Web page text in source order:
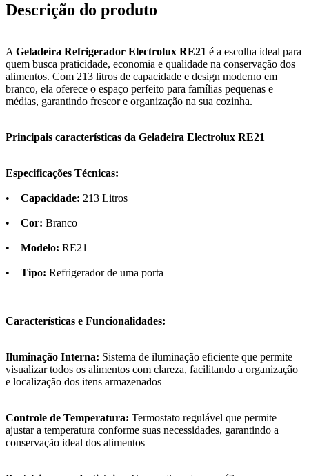
Descrição do produto
A Geladeira Refrigerador Electrolux RE21 é a escolha ideal para
quem busca praticidade, economia e qualidade na conservação dos
alimentos. Com 213 litros de capacidade e design moderno em
branco, ela oferece o espaço perfeito para famílias pequenas e
médias, garantindo frescor e organização na sua cozinha.
Principais características da Geladeira Electrolux RE21
Especificações Técnicas:
• Capacidade: 213 Litros
• Cor: Branco
• Modelo: RE21
• Tipo: Refrigerador de uma porta
Características e Funcionalidades:
Iluminação Interna: Sistema de iluminação eficiente que permite
visualizar todos os alimentos com clareza, facilitando a organização
e localização dos itens armazenados
Controle de Temperatura: Termostato regulável que permite
ajustar a temperatura conforme suas necessidades, garantindo a
conservação ideal dos alimentos